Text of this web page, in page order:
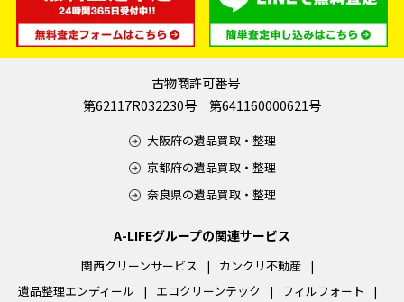
古物商許可番号
第62117R032230号 第641160000621号
大阪府の遺品買取・整理
京都府の遺品買取・整理
奈良県の遺品買取・整理
A-LIFEグループの関連サービス
関西クリーンサービス
カンクリ不動産
遺品整理エンディール
エコクリーンテック フィルフォート